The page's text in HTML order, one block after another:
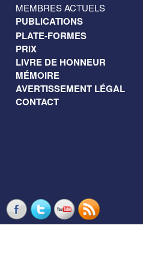
MEMBRES ACTUELS
PUBLICATIONS
PLATE-FORMES
PRIX
LIVRE DE HONNEUR
MÉMOIRE
AVERTISSEMENT LÉGAL
CONTACT